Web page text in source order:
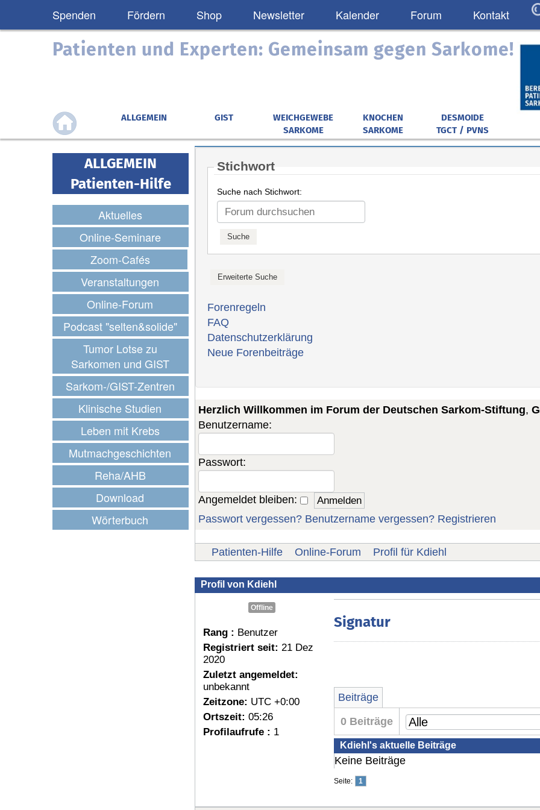
Spenden Fördern Shop Newsletter Kalender Forum Kontakt
Patienten und Experten: Gemeinsam gegen Sarkome!
ALLGEMEIN GIST
WEICHGEWEBE
SARKOME
KNOCHEN
SARKOME
DESMOIDE
TGCT / PVNS
ALLGEMEIN
Patienten-Hilfe
Aktuelles
Online-Seminare
Zoom-Cafés
Veranstaltungen
Online-Forum
Podcast "selten&solide"
Tumor Lotse zu
Sarkomen und GIST
Sarkom-/GIST-Zentren
Klinische Studien
Leben mit Krebs
Mutmachgeschichten
Reha/AHB
Download
Wörterbuch
Stichwort
Suche nach Stichwort:
Forenregeln
FAQ
Datenschutzerklärung
Neue Forenbeiträge
Herzlich Willkommen im Forum der Deutschen Sarkom-Stiftung,
Benutzername:
Passwort:
Angemeldet bleiben:
Passwort vergessen? Benutzername vergessen? Registrieren
Patienten-Hilfe Online-Forum Profil für Kdiehl
Profil von Kdiehl
Offline
Rang : Benutzer
Registriert seit: 21 Dez
2020
Zuletzt angemeldet:
unbekannt
Zeitzone: UTC +0:00
Ortszeit: 05:26
Profilaufrufe : 1
Signatur
Beiträge
0 Beiträge
Kdiehl's aktuelle Beiträge
Keine Beiträge
Seite: 1